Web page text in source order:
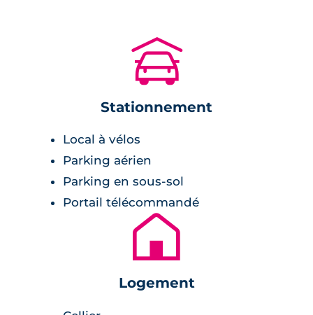
marche. À proximité se trouvent deux groupes
scolaires regroupant maternelle et
élémentaire, ainsi qu'un collège et un lycée.
Salade se trouve à 160m de la résidence et le
Stade des Minimes à 550m. Bowling, théâtre
et piscine sont également à moins d'1km.
Description de la résidence
de 2 à 4 pièces et d'un jardin commun arboré
en coeur d'îlot. En rez-de-chaussée sur rue,
🚗
Stationnement
Local à vélos
Parking aérien
Parking en sous-sol
Portail télécommandé
🏚
Logement